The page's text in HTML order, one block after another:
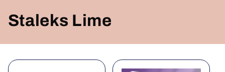
C
o
l
Staleks Lime